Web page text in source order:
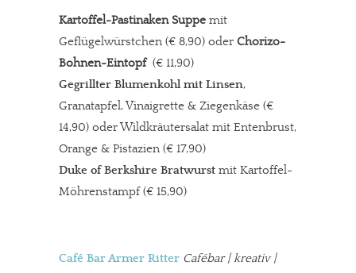
Kartoffel-Pastinaken Suppe mit
Geflügelwürstchen (€ 8,90) oder Chorizo-
Bohnen-Eintopf (€ 11,90)
Gegrillter Blumenkohl mit Linsen,
Granatapfel, Vinaigrette & Ziegenkäse (€
14,90) oder Wildkräutersalat mit Entenbrust,
Orange & Pistazien (€ 17,90)
Duke of Berkshire Bratwurst mit Kartoffel-
Möhrenstampf (€ 15,90)
Café Bar Armer Ritter Cafébar| kreativ |